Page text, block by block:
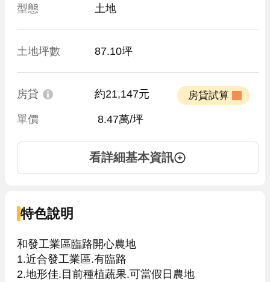
型態 土地
土地坪數 87.10坪
房貸 約21,147元
單價 8.47萬/坪
看詳細基本資訊
特色說明
和發工業區臨路開心農地
1.近合發工業區.有臨路
2.地形佳.目前種植蔬果.可當假日農地